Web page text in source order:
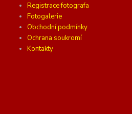
Registrace fotografa
Fotogalerie
Obchodní podmínky
Ochrana soukromí
Kontakty